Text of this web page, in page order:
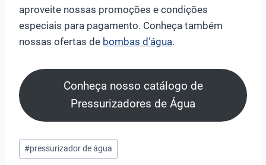
aproveite nossas promoções e condições
especiais para pagamento. Conheça também
nossas ofertas de bombas d’água.
Conheça nosso catálogo de
Pressurizadores de Água
Tags
do
#pressurizador de água